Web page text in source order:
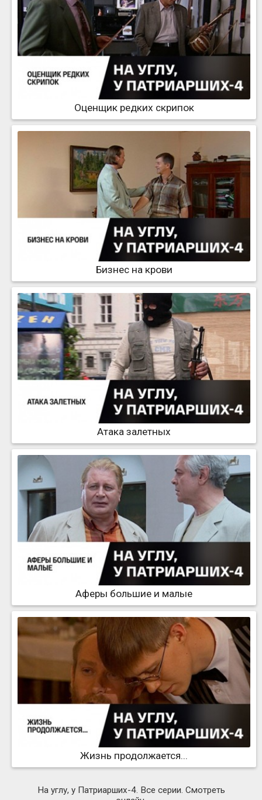
Оценщик редких скрипок
Бизнес на крови
Атака залeтных
Аферы большие и малые
Жизнь продолжается...
На углу, у Патриарших-4. Все серии. Смотреть